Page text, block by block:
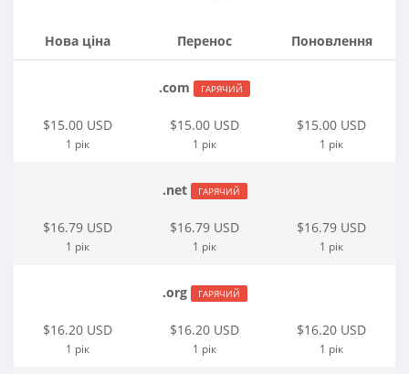
Нова ціна Перенос Поновлення
.com ГАРЯЧИЙ
$15.00 USD
1 рік
$15.00 USD
1 рік
$15.00 USD
1 рік
.net ГАРЯЧИЙ
$16.79 USD
1 рік
$16.79 USD
1 рік
$16.79 USD
1 рік
.org ГАРЯЧИЙ
$16.20 USD
1 рік
$16.20 USD
1 рік
$16.20 USD
1 рік